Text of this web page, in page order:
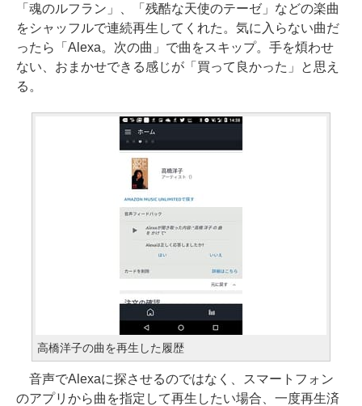
「魂のルフラン」、「残酷な天使のテーゼ」などの楽曲
をシャッフルで連続再生してくれた。気に入らない曲だ
ったら「Alexa。次の曲」で曲をスキップ。手を煩わせ
ない、おまかせできる感じが「買って良かった」と思え
る。
高橋洋子の曲を再生した履歴
音声でAlexaに探させるのではなく、スマートフォン
のアプリから曲を指定して再生したい場合、一度再生済